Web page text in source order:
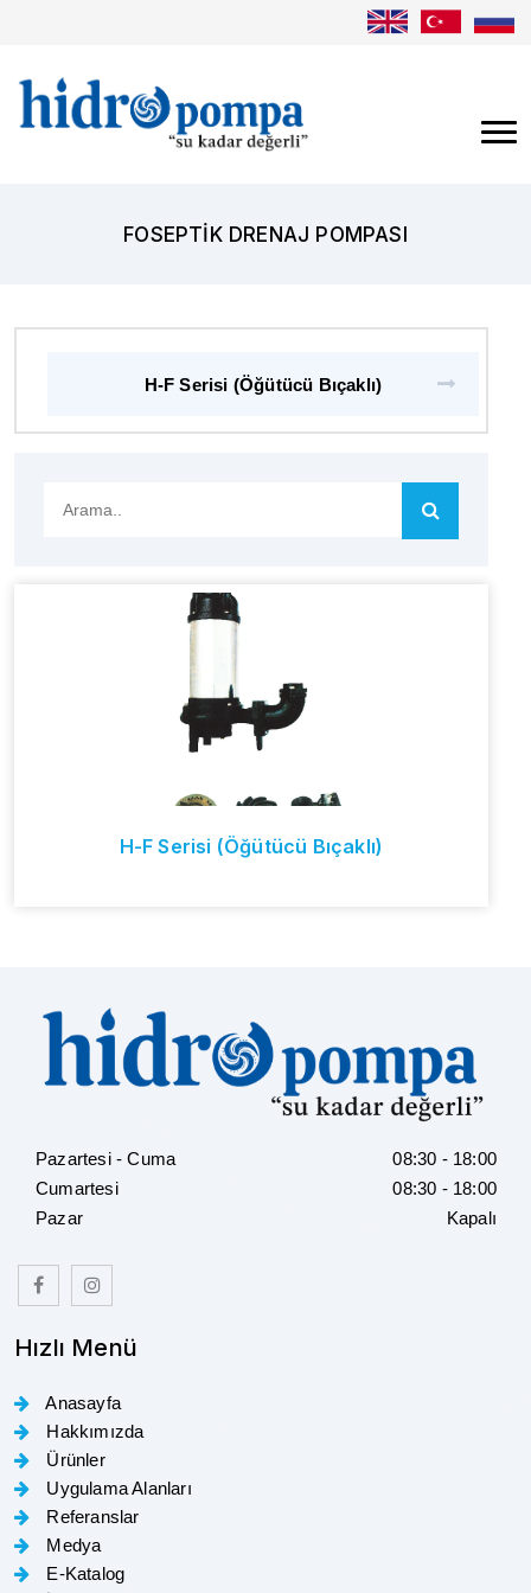
FOSEPTIK DRENAJ POMPASI
H-F Serisi (Öğütücü Bıçaklı)
H-F Serisi (Öğütücü Bıçaklı)
Pazartesi - Cuma
08:30 - 18:00
Cumartesi
08:30 - 18:00
Pazar
Kapalı
Hızlı Menü
Anasayfa
Hakkımızda
Ürünler
Uygulama Alanları
Referanslar
Medya
E-Katalog